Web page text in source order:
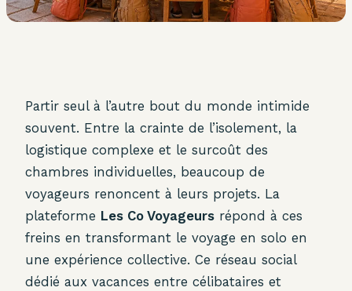
Partir seul à l’autre bout du monde intimide
souvent. Entre la crainte de l’isolement, la
logistique complexe et le surcoût des
chambres individuelles, beaucoup de
voyageurs renoncent à leurs projets. La
plateforme Les Co Voyageurs répond à ces
freins en transformant le voyage en solo en
une expérience collective. Ce réseau social
dédié aux vacances entre célibataires et